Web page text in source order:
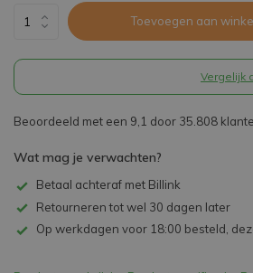
Toevoegen aan
Vergelijk
Beoordeeld met een 9,1 door 35.808
Wat mag je verwachten?
Betaal achteraf met Billink
Retourneren tot wel 30 dagen later
Op werkdagen voor 18:00 besteld,